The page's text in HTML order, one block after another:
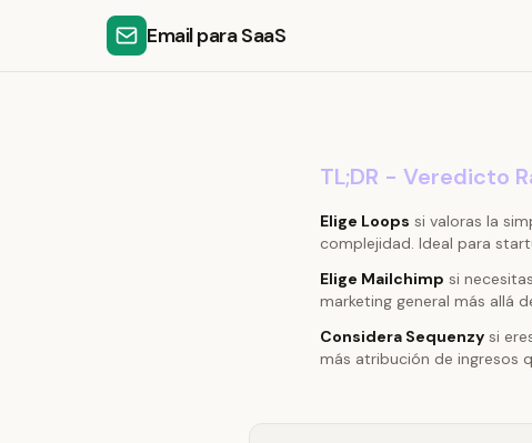
Email para SaaS
TL;DR - Veredicto
Elige Loops si valoras la
complejidad. Ideal para
Elige Mailchimp si
marketing general más allá
Considera Sequenzy si
más atribución de ingresos